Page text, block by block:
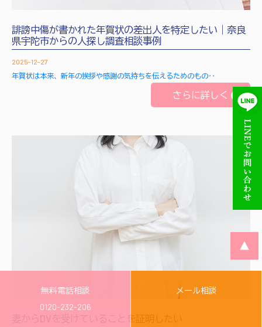
誹謗中傷が書かれた年賀状の差出人を特定したい｜奈良
県宇陀市からの人探し調査相談事例
2025-12-27
年賀状は本来、新年の挨拶や感謝の気持ちを伝えるためのもの‥
さらに詳しく
▲
無料電話相談
0120-232-206
メール相談